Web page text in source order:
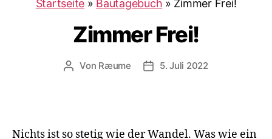
Startseite » Bautagebuch » Zimmer Frei!
Zimmer Frei!
Beitragsautor
Von Ræume Veröffentlichungsdatum
5. Juli 2022
Nichts ist so stetig wie der Wandel. Was wie ein